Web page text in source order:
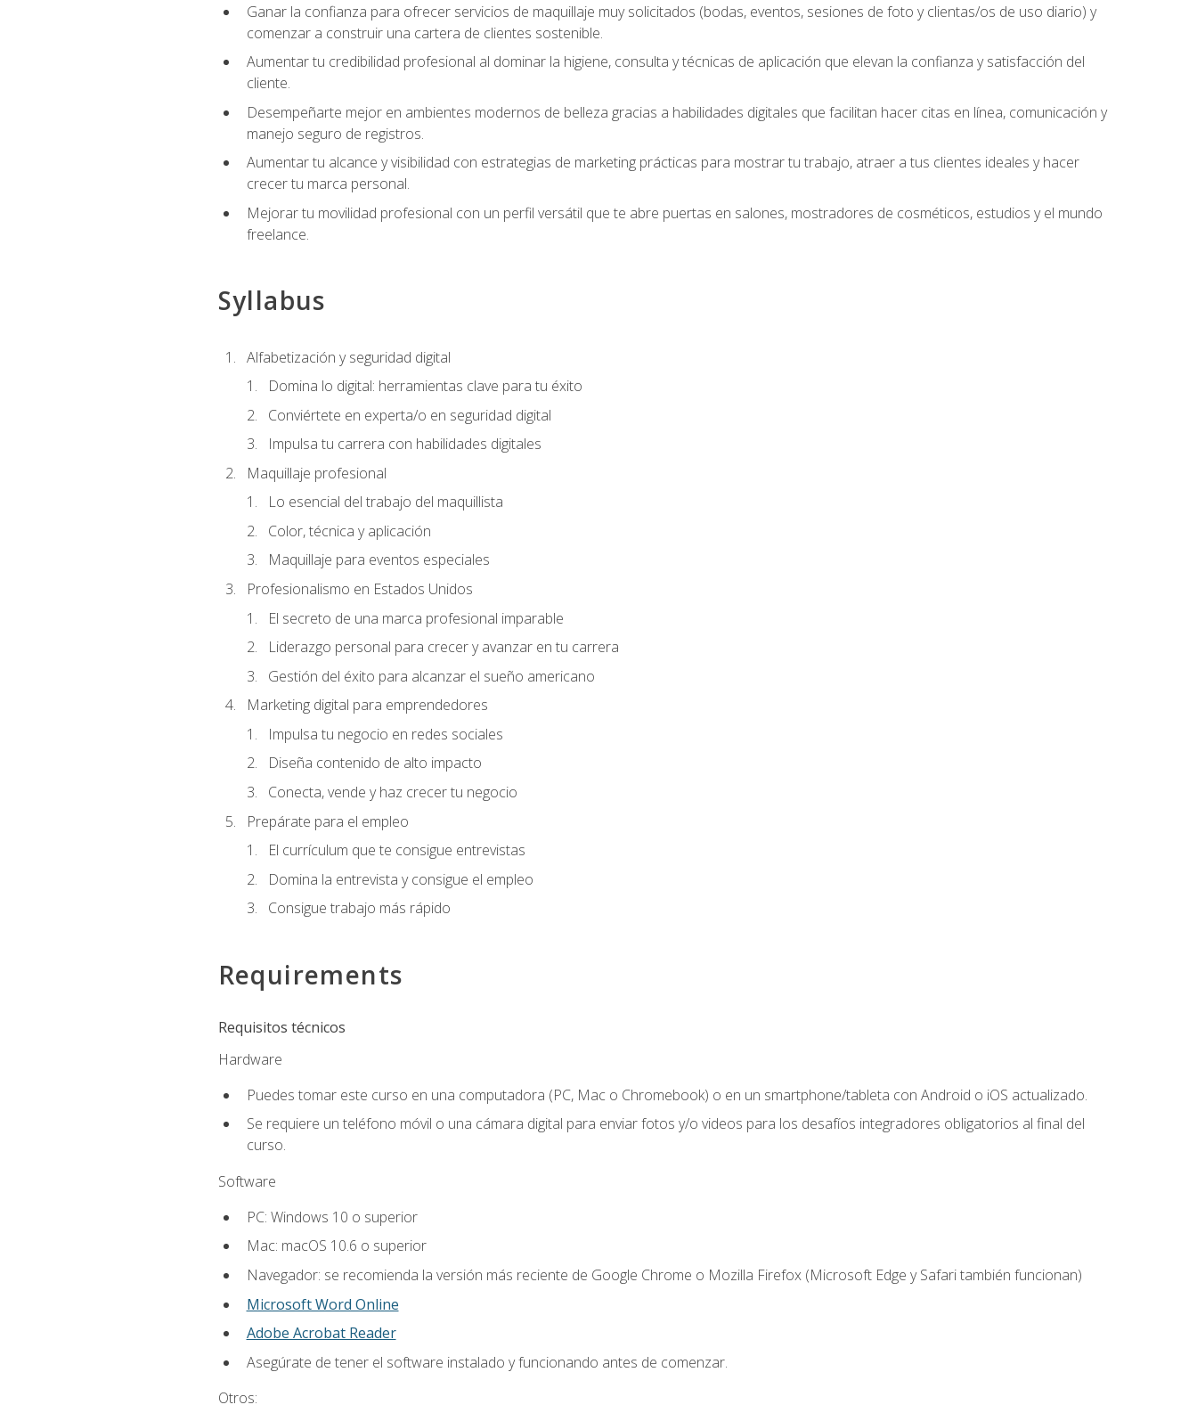
Ganar la confianza para ofrecer servicios de maquillaje muy solicitados (bodas, eventos, sesiones de foto y clientas/os de uso diario) y
comenzar a construir una cartera de clientes sostenible.
Aumentar tu credibilidad profesional al dominar la higiene, consulta y técnicas de aplicación que elevan la confianza y satisfacción del
cliente.
Desempeñarte mejor en ambientes modernos de belleza gracias a habilidades digitales que facilitan hacer citas en línea, comunicación y
manejo seguro de registros.
Aumentar tu alcance y visibilidad con estrategias de marketing prácticas para mostrar tu trabajo, atraer a tus clientes ideales y hacer
crecer tu marca personal.
Mejorar tu movilidad profesional con un perfil versátil que te abre puertas en salones, mostradores de cosméticos, estudios y el mundo
freelance.
Syllabus
Alfabetización y seguridad digital
Domina lo digital: herramientas clave para tu éxito
Conviértete en experta/o en seguridad digital
Impulsa tu carrera con habilidades digitales
Maquillaje profesional
Lo esencial del trabajo del maquillista
Color, técnica y aplicación
Maquillaje para eventos especiales
Profesionalismo en Estados Unidos
El secreto de una marca profesional imparable
Liderazgo personal para crecer y avanzar en tu carrera
Gestión del éxito para alcanzar el sueño americano
Marketing digital para emprendedores
Impulsa tu negocio en redes sociales
Diseña contenido de alto impacto
Conecta, vende y haz crecer tu negocio
Prepárate para el empleo
El currículum que te consigue entrevistas
Domina la entrevista y consigue el empleo
Consigue trabajo más rápido
Requirements
Requisitos técnicos
Hardware
Puedes tomar este curso en una computadora (PC, Mac o Chromebook) o en un smartphone/tableta con Android o iOS actualizado.
Se requiere un teléfono móvil o una cámara digital para enviar fotos y/o videos para los desafíos integradores obligatorios al final del
curso.
Software
PC: Windows 10 o superior
Mac: macOS 10.6 o superior
Navegador: se recomienda la versión más reciente de Google Chrome o Mozilla Firefox (Microsoft Edge y Safari también funcionan)
Microsoft Word Online
Adobe Acrobat Reader
Asegúrate de tener el software instalado y funcionando antes de comenzar.
Otros: